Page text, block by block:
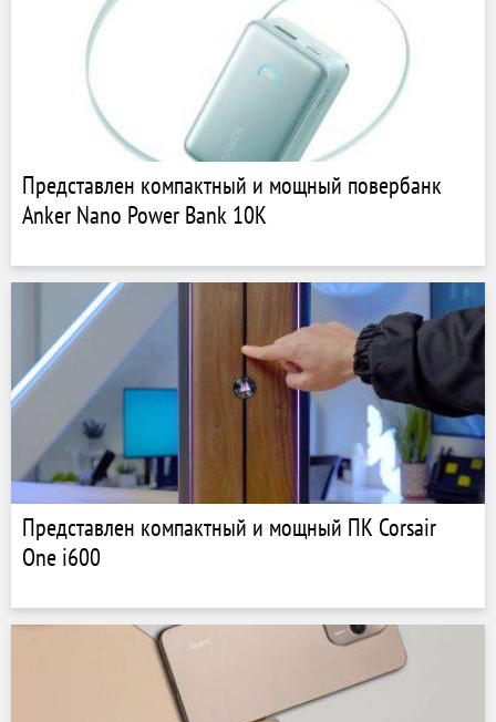
Представлен компактный и мощный повербанк
Anker Nano Power Bank 10K
Представлен компактный и мощный ПК Corsair
One i600